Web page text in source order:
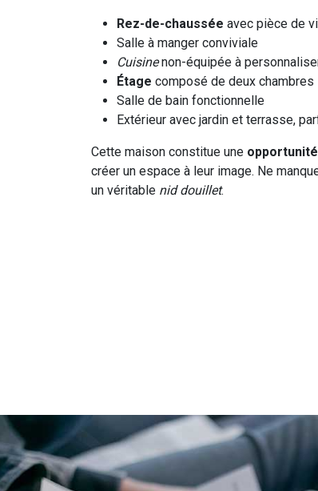
Rez-de-chaussée avec pièce de
Salle à manger conviviale
Cuisinenon-équipée à
Étage composé de deux chambres
Salle de bain fonctionnelle
Extérieur avec jardin et terrasse,
Cette maison constitue une opportunité
créer un espace à leur image. Ne
un véritable nid douillet.